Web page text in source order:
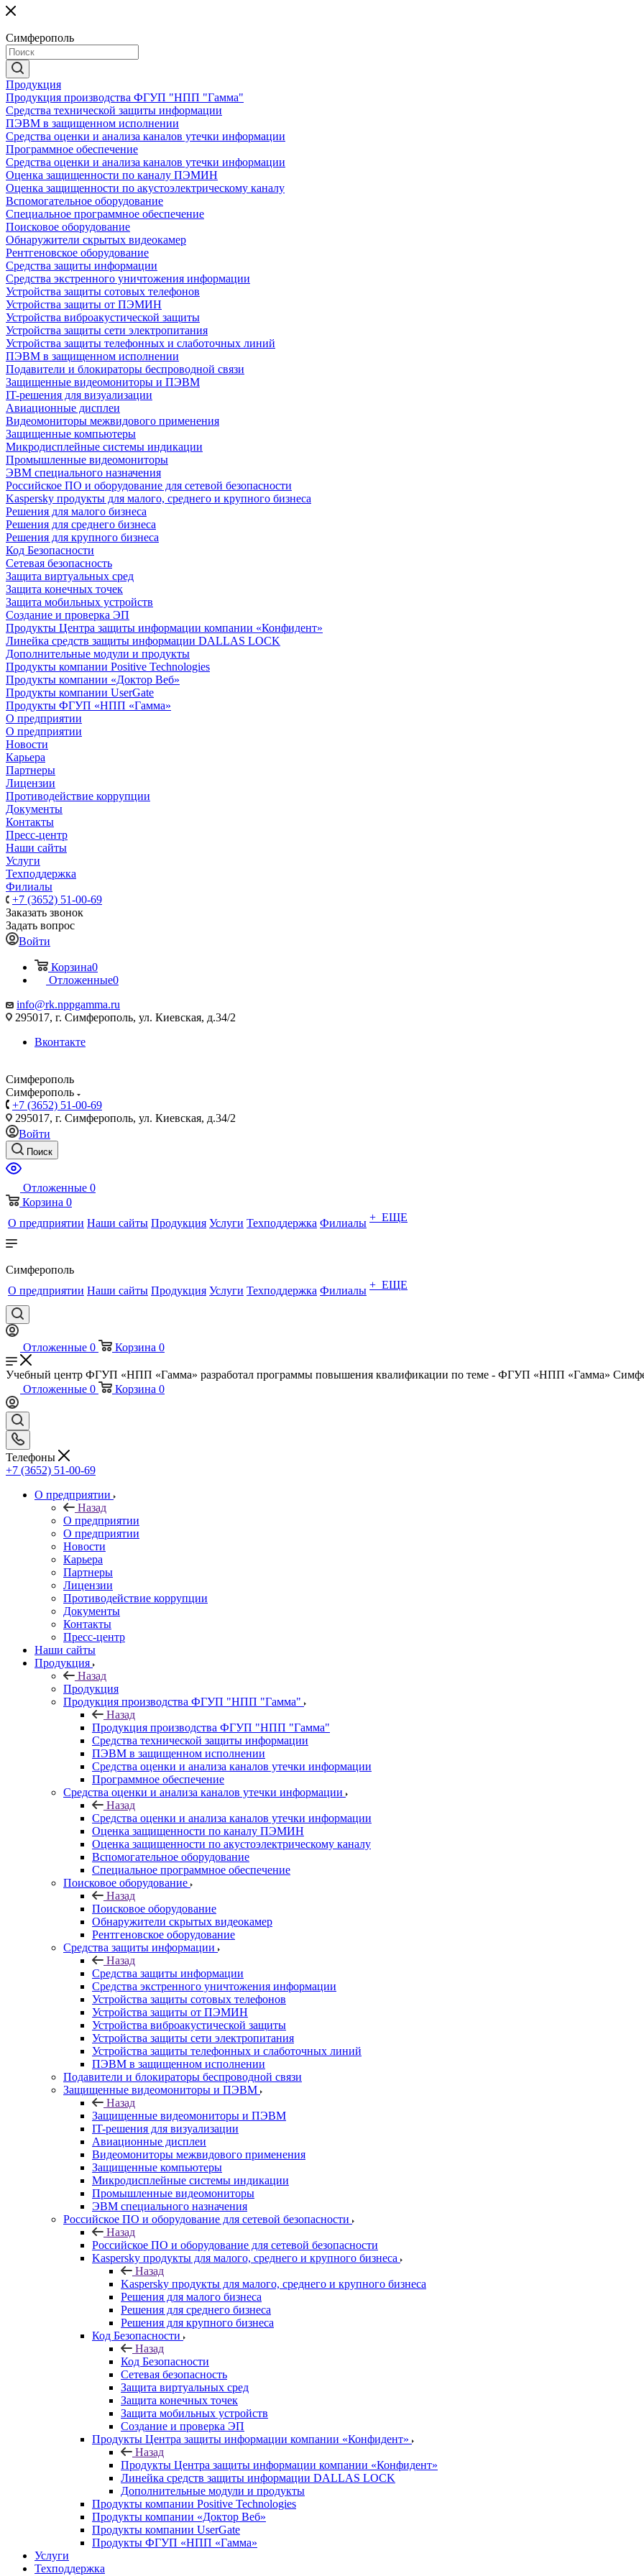
Симферополь
Продукция
Продукция производства ФГУП "НПП "Гамма"
Средства технической защиты информации
ПЭВМ в защищенном исполнении
Средства оценки и анализа каналов утечки информации
Программное обеспечение
Средства оценки и анализа каналов утечки информации
Оценка защищенности по каналу ПЭМИН
Оценка защищенности по акустоэлектрическому каналу
Вспомогательное оборудование
Специальное программное обеспечение
Поисковое оборудование
Обнаружители скрытых видеокамер
Рентгеновское оборудование
Средства защиты информации
Средства экстренного уничтожения информации
Устройства защиты сотовых телефонов
Устройства защиты от ПЭМИН
Устройства виброакустической защиты
Устройства защиты сети электропитания
Устройства защиты телефонных и слаботочных линий
ПЭВМ в защищенном исполнении
Подавители и блокираторы беспроводной связи
Защищенные видеомониторы и ПЭВМ
IT-решения для визуализации
Авиационные дисплеи
Видеомониторы межвидового применения
Защищенные компьютеры
Микродисплейные системы индикации
Промышленные видеомониторы
ЭВМ специального назначения
Российское ПО и оборудование для сетевой безопасности
Kaspersky продукты для малого, среднего и крупного бизнеса
Решения для малого бизнеса
Решения для среднего бизнеса
Решения для крупного бизнеса
Код Безопасности
Сетевая безопасность
Защита виртуальных сред
Защита конечных точек
Защита мобильных устройств
Создание и проверка ЭП
Продукты Центра защиты информации компании «Конфидент»
Линейка средств защиты информации DALLAS LOCK
Дополнительные модули и продукты
Продукты компании Positive Technologies
Продукты компании «Доктор Веб»
Продукты компании UserGate
Продукты ФГУП «НПП «Гамма»
О предприятии
О предприятии
Новости
Карьера
Партнеры
Лицензии
Противодействие коррупции
Документы
Контакты
Пресс-центр
Наши сайты
Услуги
Техподдержка
Филиалы
+7 (3652) 51-00-69
Заказать звонок
Задать вопрос
Войти
Корзина0
Отложенные0
info@rk.nppgamma.ru
295017, г. Симферополь, ул. Киевская, д.34/2
Вконтакте
Симферополь
Симферополь
+7 (3652) 51-00-69
295017, г. Симферополь, ул. Киевская, д.34/2
Войти
Поиск
Отложенные 0
Корзина 0
О предприятии Наши сайты Продукция Услуги Техподдержка Филиалы + ЕЩЕ
Симферополь
О предприятии Наши сайты Продукция Услуги Техподдержка Филиалы + ЕЩЕ
Отложенные 0 Корзина 0
Учебный центр ФГУП «НПП «Гамма» разработал программы повышения квалификации по теме - ФГУП «НПП «Гамма»
Отложенные 0 Корзина 0
Телефоны
+7 (3652) 51-00-69
О предприятии
Назад
О предприятии
О предприятии
Новости
Карьера
Партнеры
Лицензии
Противодействие коррупции
Документы
Контакты
Пресс-центр
Наши сайты
Продукция
Назад
Продукция
Продукция производства ФГУП "НПП "Гамма"
Назад
Продукция производства ФГУП "НПП "Гамма"
Средства технической защиты информации
ПЭВМ в защищенном исполнении
Средства оценки и анализа каналов утечки информации
Программное обеспечение
Средства оценки и анализа каналов утечки информации
Назад
Средства оценки и анализа каналов утечки информации
Оценка защищенности по каналу ПЭМИН
Оценка защищенности по акустоэлектрическому каналу
Вспомогательное оборудование
Специальное программное обеспечение
Поисковое оборудование
Назад
Поисковое оборудование
Обнаружители скрытых видеокамер
Рентгеновское оборудование
Средства защиты информации
Назад
Средства защиты информации
Средства экстренного уничтожения информации
Устройства защиты сотовых телефонов
Устройства защиты от ПЭМИН
Устройства виброакустической защиты
Устройства защиты сети электропитания
Устройства защиты телефонных и слаботочных линий
ПЭВМ в защищенном исполнении
Подавители и блокираторы беспроводной связи
Защищенные видеомониторы и ПЭВМ
Назад
Защищенные видеомониторы и ПЭВМ
IT-решения для визуализации
Авиационные дисплеи
Видеомониторы межвидового применения
Защищенные компьютеры
Микродисплейные системы индикации
Промышленные видеомониторы
ЭВМ специального назначения
Российское ПО и оборудование для сетевой безопасности
Назад
Российское ПО и оборудование для сетевой безопасности
Kaspersky продукты для малого, среднего и крупного бизнеса
Назад
Kaspersky продукты для малого, среднего и крупного бизнеса
Решения для малого бизнеса
Решения для среднего бизнеса
Решения для крупного бизнеса
Код Безопасности
Назад
Код Безопасности
Сетевая безопасность
Защита виртуальных сред
Защита конечных точек
Защита мобильных устройств
Создание и проверка ЭП
Продукты Центра защиты информации компании «Конфидент»
Назад
Продукты Центра защиты информации компании «Конфидент»
Линейка средств защиты информации DALLAS LOCK
Дополнительные модули и продукты
Продукты компании Positive Technologies
Продукты компании «Доктор Веб»
Продукты компании UserGate
Продукты ФГУП «НПП «Гамма»
Услуги
Техподдержка